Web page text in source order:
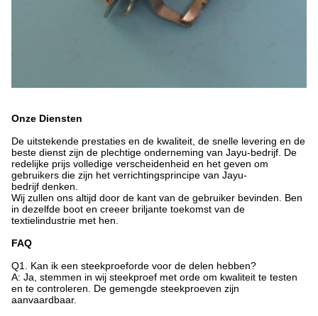
Onze Diensten
De uitstekende prestaties en de kwaliteit, de snelle levering en de
beste dienst zijn de plechtige onderneming van Jayu-bedrijf. De
redelijke prijs volledige verscheidenheid en het geven om
gebruikers die zijn het verrichtingsprincipe van Jayu-
bedrijf denken.
Wij zullen ons altijd door de kant van de gebruiker bevinden. Ben
in dezelfde boot en creeer briljante toekomst van de
textielindustrie met hen.
FAQ
Q1. Kan ik een steekproeforde voor de delen hebben?
A: Ja, stemmen in wij steekproef met orde om kwaliteit te testen
en te controleren. De gemengde steekproeven zijn
aanvaardbaar.